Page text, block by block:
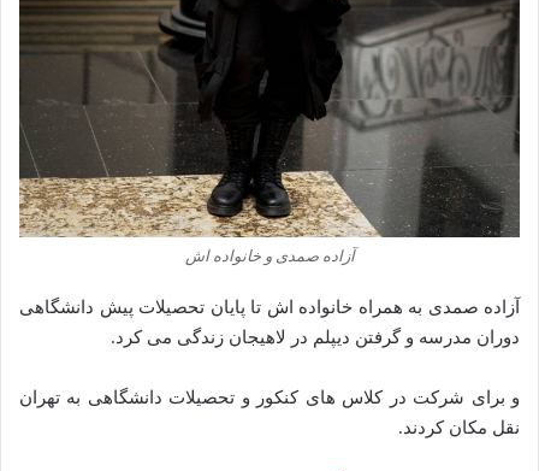
آزاده صمدی و خانواده اش
آزاده صمدی به همراه خانواده اش تا پایان تحصیلات پیش دانشگاهی
دوران مدرسه و گرفتن دیپلم در لاهیجان زندگی می کرد.
و برای شرکت در کلاس های کنکور و تحصیلات دانشگاهی به تهران
نقل مکان کردند.